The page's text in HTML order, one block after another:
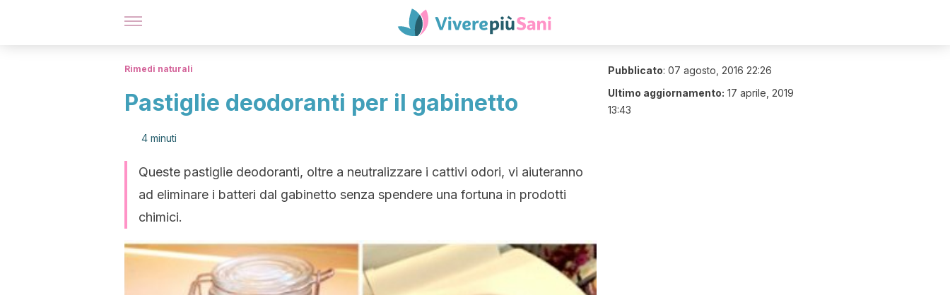
Rimedi naturali
Pastiglie deodoranti per il gabinetto
4 minuti
Queste pastiglie deodoranti, oltre a neutralizzare i cattivi odori, vi aiuteranno
ad eliminare i batteri dal gabinetto senza spendere una fortuna in prodotti
chimici.
Pubblicato: 07 agosto, 2016 22:26
Ultimo aggiornamento: 17 aprile, 2019
13:43